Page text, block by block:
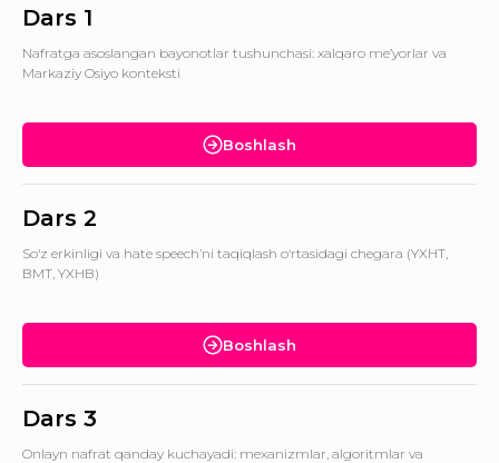
Dars 1
Nafratga asoslangan bayonotlar tushunchasi: xalqaro me’yorlar va
Markaziy Osiyo konteksti
Boshlash
Dars 2
So‘z erkinligi va hate speech’ni taqiqlash o‘rtasidagi chegara (YXHT,
BMT, YXHB)
Boshlash
Dars 3
Onlayn nafrat qanday kuchayadi: mexanizmlar, algoritmlar va